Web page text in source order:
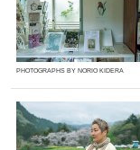
PHOTOGRAPHS BY NORIO KIDERA